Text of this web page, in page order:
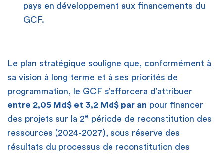
pays en développement aux financements du
GCF.
Le plan stratégique souligne que, conformément à
sa vision à long terme et à ses priorités de
programmation, le GCF s’efforcera d’attribuer
entre 2,05 Md$ et 3,2 Md$ par an pour financer
des projets sur la 2e période de reconstitution des
ressources (2024-2027), sous réserve des
résultats du processus de reconstitution des